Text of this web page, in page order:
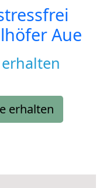
Aue
erhalten